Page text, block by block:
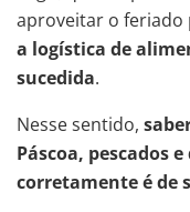
aproveitar o feriado
a logística de
sucedida.
Nesse sentido,
Páscoa, pescados
corretamente é de